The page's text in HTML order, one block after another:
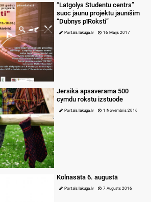
“Latgolys Studentu centrs”
suoc jaunu projektu jaunīšim
“Dubnys pīRoksti”
Portals lakuga.lv 16 Maijs 2017
Jersikā apsaverama 500
cymdu rokstu izstuode
Portals lakuga.lv 1 Novembris 2016
Kolnasāta 6. augustā
Portals lakuga.lv 7 Augusts 2016